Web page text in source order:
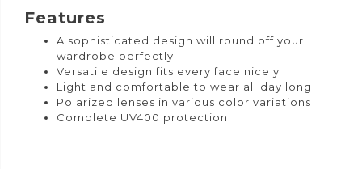
Features
A sophisticated design will round off your
wardrobe perfectly
Versatile design fits every face nicely
Light and comfortable to wear all day long
Polarized lenses in various color variations
Complete UV400 protection